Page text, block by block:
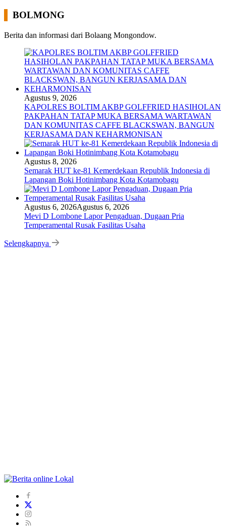
BOLMONG
Berita dan informasi dari Bolaang Mongondow.
Agustus 9, 2026
KAPOLRES BOLTIM AKBP GOLFFRIED HASIHOLAN
PAKPAHAN TATAP MUKA BERSAMA WARTAWAN
DAN KOMUNITAS CAFFE BLACKSWAN, BANGUN
KERJASAMA DAN KEHARMONISAN
Agustus 8, 2026
Semarak HUT ke-81 Kemerdekaan Republik Indonesia di
Lapangan Boki Hotinimbang Kota Kotamobagu
Agustus 6, 2026Agustus 6, 2026
Mevi D Lombone Lapor Pengaduan, Dugaan Pria
Temperamental Rusak Fasilitas Usaha
Selengkapnya